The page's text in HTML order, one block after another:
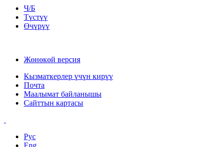
Ч/Б
Түстүү
Өчүрүү
Жөнөкөй версия
Кызматкерлер үчүн кирүү
Почта
Маалымат байланышы
Сайттын картасы
Рус
Eng